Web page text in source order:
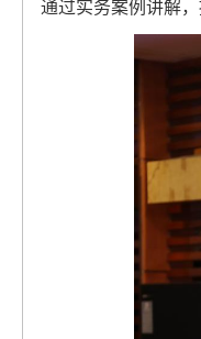
通过实务案例讲解